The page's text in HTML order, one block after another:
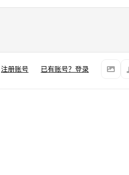
注册账号 已有账号？登录